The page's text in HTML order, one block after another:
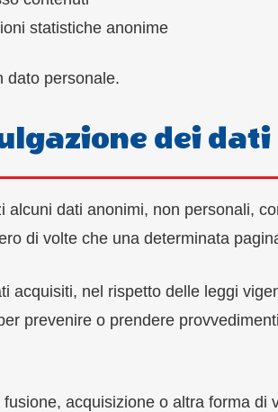
statistiche anonime
dato personale.
dei
dati anonimi, non personali,
di volte che una determinata
acquisiti, nel rispetto delle leggi
prevenire o prendere
acquisizione o altra forma di